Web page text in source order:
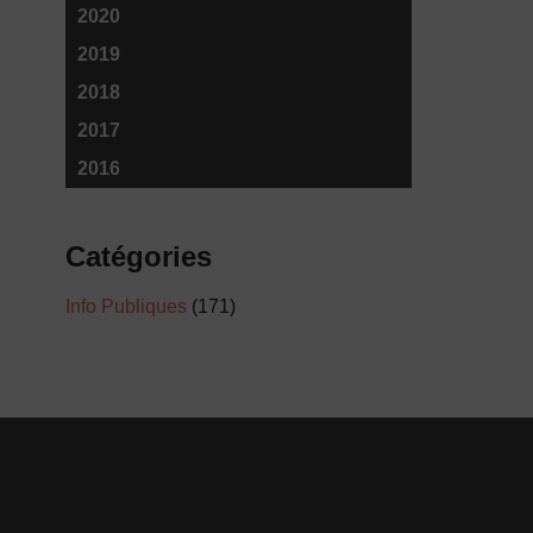
2020
2019
2018
2017
2016
Catégories
Info Publiques (171)